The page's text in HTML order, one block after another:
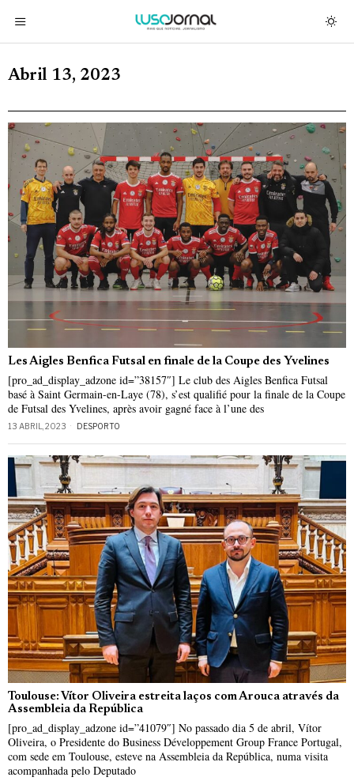
Abril 13, 2023
Les Aigles Benfica Futsal en finale de la Coupe des Yvelines
[pro_ad_display_adzone id=”38157″] Le club des Aigles Benfica Futsal
basé à Saint Germain-en-Laye (78), s’est qualifié pour la finale de la Coupe
de Futsal des Yvelines, après avoir gagné face à l’une des
13 ABRIL, 2023 DESPORTO
Toulouse: Vítor Oliveira estreita laços com Arouca através da
Assembleia da República
[pro_ad_display_adzone id=”41079″] No passado dia 5 de abril, Vítor
Oliveira, o Presidente do Business Développement Group France Portugal,
com sede em Toulouse, esteve na Assembleia da República, numa visita
acompanhada pelo Deputado